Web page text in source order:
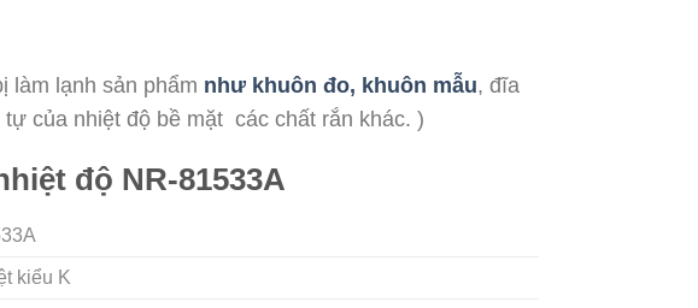
làm lạnh sản phẩm như khuôn đo, khuôn mẫu, đĩa
của nhiệt độ bề mặt các chất rắn khác. )
độ NR-81533A
kiểu K